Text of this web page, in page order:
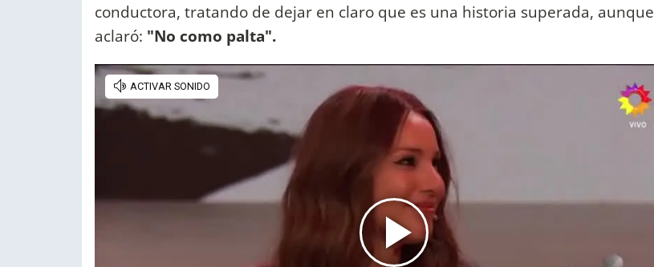
conductora, tratando de dejar en claro que es una historia superada, aunque
aclaró: "No como palta".